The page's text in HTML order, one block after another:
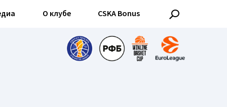
О клубе CSKA Bonus